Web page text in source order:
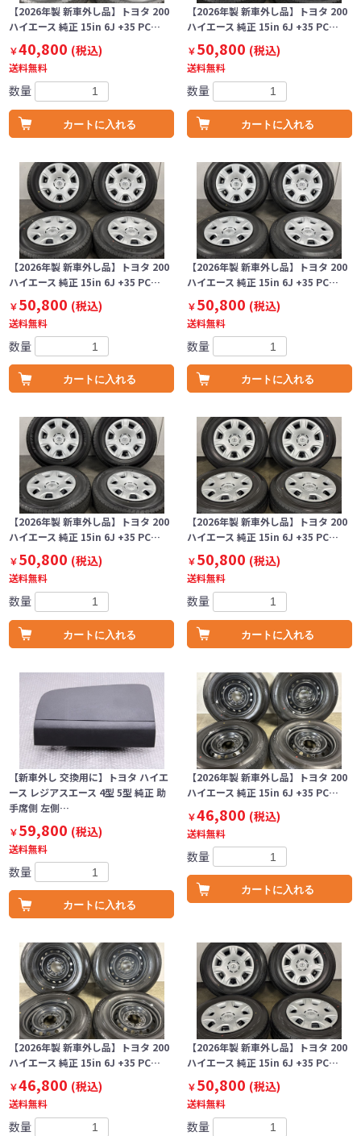
【2026年製 新車外し品】トヨタ 200
ハイエース 純正 15in 6J +35 PC…
￥40,800 (税込)
送料無料
数量
カートに入れる
【2026年製 新車外し品】トヨタ 200
ハイエース 純正 15in 6J +35 PC…
￥50,800 (税込)
送料無料
数量
カートに入れる
【2026年製 新車外し品】トヨタ 200
ハイエース 純正 15in 6J +35 PC…
￥50,800 (税込)
送料無料
数量
カートに入れる
【2026年製 新車外し品】トヨタ 200
ハイエース 純正 15in 6J +35 PC…
￥50,800 (税込)
送料無料
数量
カートに入れる
【2026年製 新車外し品】トヨタ 200
ハイエース 純正 15in 6J +35 PC…
￥50,800 (税込)
送料無料
数量
カートに入れる
【2026年製 新車外し品】トヨタ 200
ハイエース 純正 15in 6J +35 PC…
￥50,800 (税込)
送料無料
数量
カートに入れる
【新車外し 交換用に】トヨタ ハイエ
ース レジアスエース 4型 5型 純正 助
手席側 左側…
￥59,800 (税込)
送料無料
数量
カートに入れる
【2026年製 新車外し品】トヨタ 200
ハイエース 純正 15in 6J +35 PC…
￥46,800 (税込)
送料無料
数量
カートに入れる
【2026年製 新車外し品】トヨタ 200
ハイエース 純正 15in 6J +35 PC…
￥46,800 (税込)
送料無料
数量
【2026年製 新車外し品】トヨタ 200
ハイエース 純正 15in 6J +35 PC…
￥50,800 (税込)
送料無料
数量